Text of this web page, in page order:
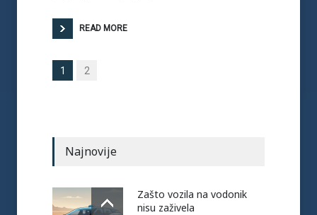
READ MORE
1 2
Najnovije
Zašto vozila na vodonik
nisu zaživela